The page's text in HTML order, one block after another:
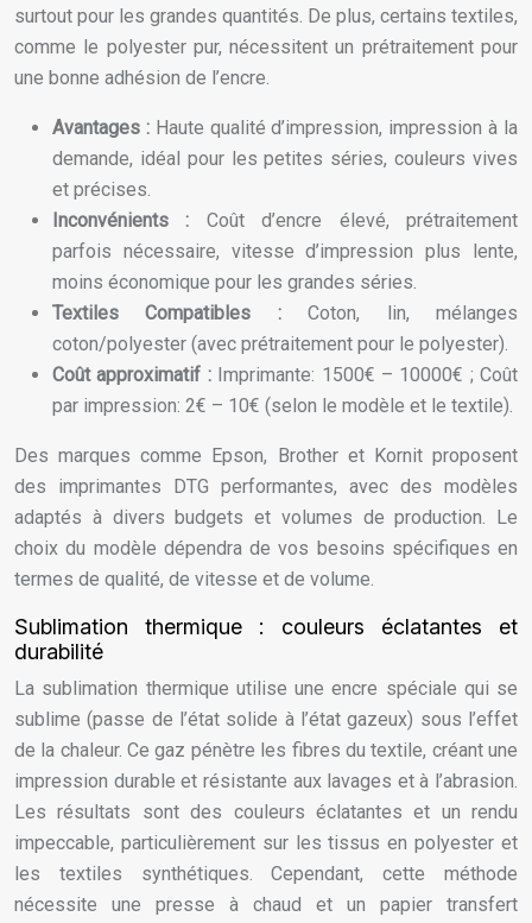
surtout pour les grandes quantités. De plus, certains textiles,
comme le polyester pur, nécessitent un prétraitement pour
une bonne adhésion de l’encre.
Avantages : Haute qualité d’impression, impression à la
demande, idéal pour les petites séries, couleurs vives
et précises.
Inconvénients : Coût d’encre élevé, prétraitement
parfois nécessaire, vitesse d’impression plus lente,
moins économique pour les grandes séries.
Textiles Compatibles :Coton, lin, mélanges
coton/polyester (avec prétraitement pour le polyester).
Coût approximatif : Imprimante: 1500€ – 10000€ ; Coût
par impression: 2€ – 10€ (selon le modèle et le textile).
Des marques comme Epson, Brother et Kornit proposent
des imprimantes DTG performantes, avec des modèles
adaptés à divers budgets et volumes de production. Le
choix du modèle dépendra de vos besoins spécifiques en
termes de qualité, de vitesse et de volume.
Sublimation thermique : couleurs éclatantes et
durabilité
La sublimation thermique utilise une encre spéciale qui se
sublime (passe de l’état solide à l’état gazeux) sous l’effet
de la chaleur. Ce gaz pénètre les fibres du textile, créant une
impression durable et résistante aux lavages et à l’abrasion.
Les résultats sont des couleurs éclatantes et un rendu
impeccable, particulièrement sur les tissus en polyester et
les textiles synthétiques. Cependant, cette méthode
nécessite une presse à chaud et un papier transfert